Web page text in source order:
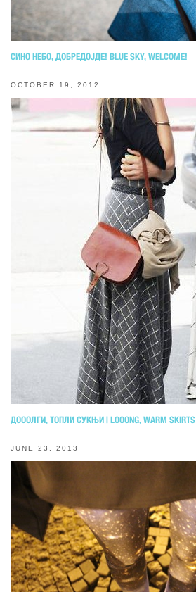
СИНО НЕБО, ДОБРЕДОЈДЕ! BLUE SKY, WELCOME!
OCTOBER 19, 2012
ДОООЛГИ, ТОПЛИ СУКЊИ | LOOONG, WARM SKIRTS
JUNE 23, 2013